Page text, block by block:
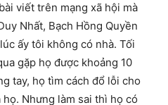
viết trên mạng xã hội mà
Nhất, Bạch Hồng Quyền
ấy tôi không có nhà. Tối
gặp họ được khoảng 10
tay, họ tìm cách đổ lỗi cho
Nhưng làm sai thì họ có